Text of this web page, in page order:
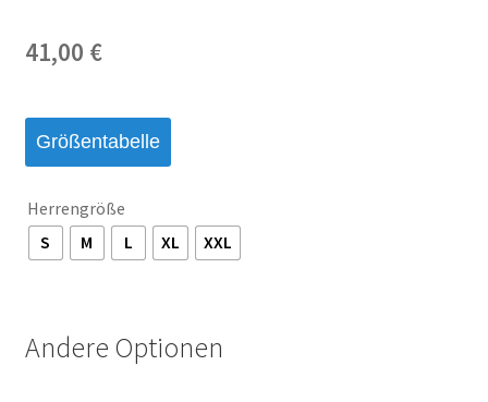
41,00 €
Größentabelle
Herrengröße
S
M L XL XXL
Andere Optionen